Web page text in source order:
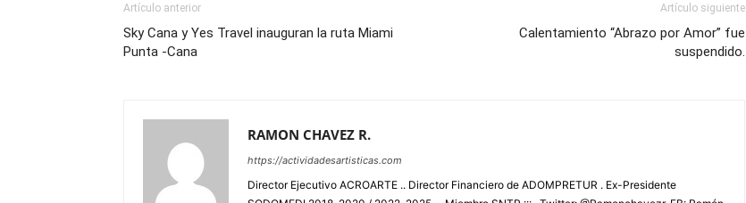
Artículo anterior
Sky Cana y Yes Travel inauguran la ruta Miami
Punta -Cana
Artículo siguiente
Calentamiento “Abrazo por Amor” fue
suspendido.
RAMON CHAVEZ R.
https://actividadesartisticas.com
Director Ejecutivo ACROARTE .. Director Financiero de ADOMPRETUR . Ex-Presidente